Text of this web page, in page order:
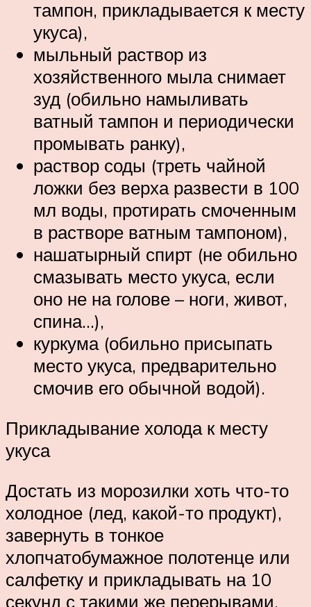
тампон, прикладывается к месту
укуса),
мыльный раствор из
хозяйственного мыла снимает
зуд (обильно намыливать
ватный тампон и периодически
промывать ранку),
раствор соды (треть чайной
ложки без верха развести в 100
мл воды, протирать смоченным
в растворе ватным тампоном),
нашатырный спирт (не обильно
смазывать место укуса, если
оно не на голове – ноги, живот,
спина…),
куркума (обильно присыпать
место укуса, предварительно
смочив его обычной водой).
Прикладывание холода к месту
укуса
Достать из морозилки хоть что-то
холодное (лед, какой-то продукт),
завернуть в тонкое
хлопчатобумажное полотенце или
салфетку и прикладывать на 10
секунд с такими же перерывами.